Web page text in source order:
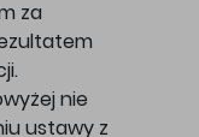
za
nie
ustawy z